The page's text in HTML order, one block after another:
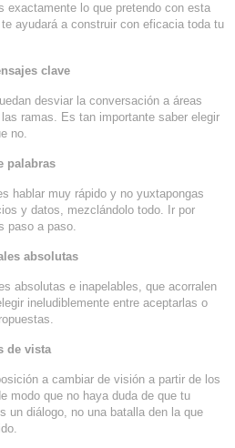
exactamente lo que pretendo con esta
ayudará a construir con eficacia toda tu
clave
desviar la conversación a áreas
ramas. Es tan importante saber elegir
no.
palabras
hablar muy rápido y no yuxtapongas
y datos, mezclándolo todo. Ir por
paso a paso.
absolutas
absolutas e inapelables, que acorralen
ineludiblemente entre aceptarlas o
de vista
a cambiar de visión a partir de los
modo que no haya duda de que tu
un diálogo, no una batalla den la que